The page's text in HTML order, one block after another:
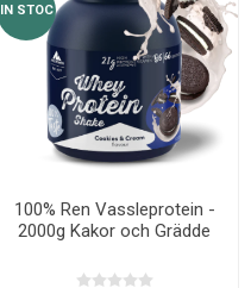
IN STOC
100% Ren Vassleprotein -
2000g Kakor och Grädde